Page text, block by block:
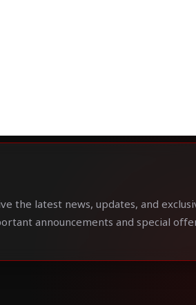
the latest news, updates, and
announcements and special